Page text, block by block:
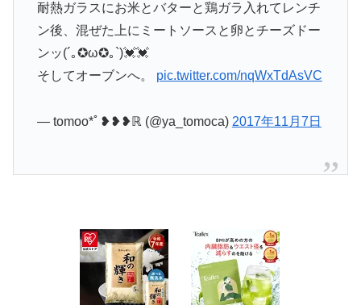
耐熱ガラスにお米とバターと鶏ガラ入れてレンチ
ン後、混ぜた上にミートソースと卵とチーズドー
ンッ(´｡✪ω✪｡`)💓💓
そしてオーブンへ。 pic.twitter.com/nqWxTdAsVC
— tomoo*ﾟ❥❥❥ℝ (@ya_tomoca) 2017年11月7日